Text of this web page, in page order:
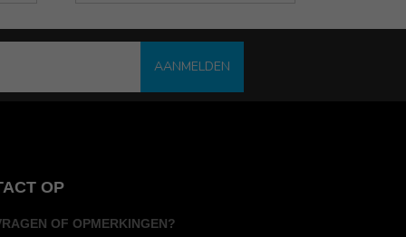
AANMELDEN
OP
OF OPMERKINGEN?